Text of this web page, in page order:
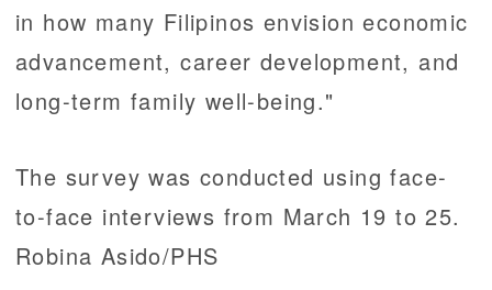
in how many Filipinos envision economic
advancement, career development, and
long-term family well-being."
The survey was conducted using face-
to-face interviews from March 19 to 25.
Robina Asido/PHS